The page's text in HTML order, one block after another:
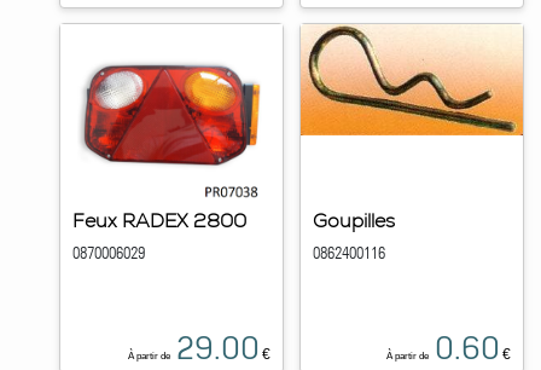
Feux RADEX 2800
0870006029
À partir de 29.00 €
Goupilles
0862400116
À partir de 0.60 €